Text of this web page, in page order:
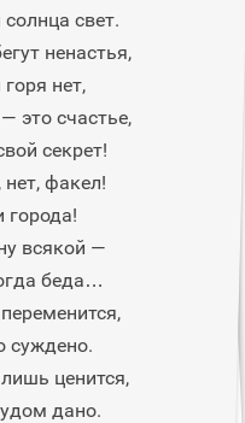
свет.
ненастья,
нет,
это счастье,
секрет!
факел!
города!
всякой —
беда…
суждено.
ценится,
дано.